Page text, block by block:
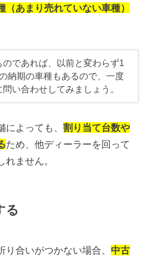
（あまり売れていない車種）
のであれば、以前と変わらず1
納期の車種もあるので、一度
い合わせしてみましょう。
によっても、割り当て台数や
ため、他ディーラーを回って
ません。
る
合いがつかない場合、 中古